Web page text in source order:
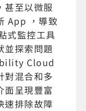
甚至以微服
App ，導致
式監控工具
並探索問題
Cloud
對混合和多
面呈現豐富
速排除故障